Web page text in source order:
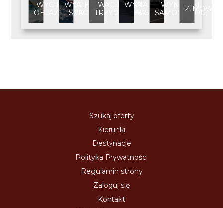
WYCIECZKA
OBJAZDOWA
WYCIECZKA
SZKOLNA
WYCIECZKA
TRZYDNIOWA
WYNAJEMWYNAJEM
SAMOCHODU
Szukaj oferty
Kierunki
Destynacje
Polityka Prywatności
Regulamin strony
Zaloguj się
Kontakt